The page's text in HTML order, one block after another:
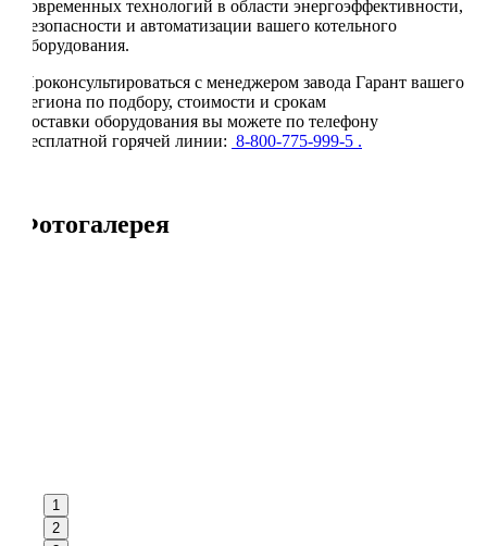
современных технологий в области энергоэффективности,
безопасности и автоматизации вашего котельного
оборудования.
Проконсультироваться с менеджером завода Гарант вашего
региона по подбору, стоимости и срокам
поставки оборудования вы можете по телефону
бесплатной горячей линии: 8-800-775-999-5 .
Фотогалерея
1
2